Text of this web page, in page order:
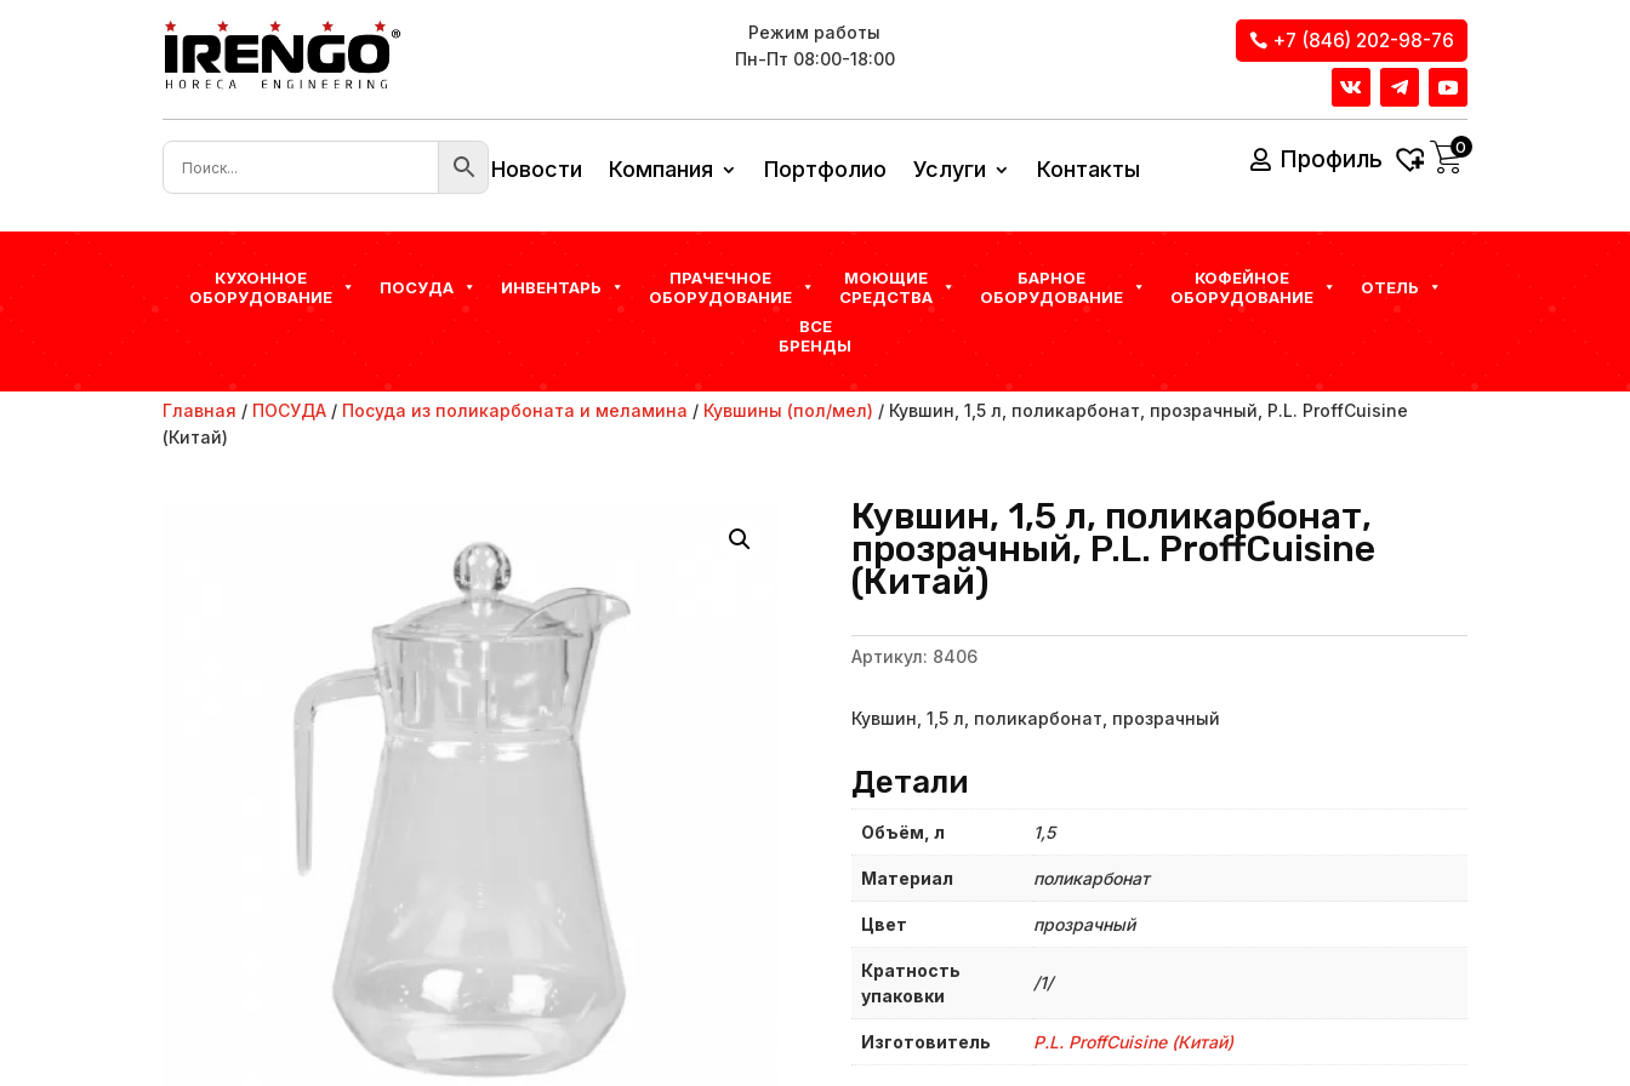
Режим работы
Пн-Пт 08:00-18:00
+7 (846) 202-98-76
Новости Компания Портфолио Услуги Контакты Профиль 0
КУХОННОЕ
ОБОРУДОВАНИЕ
ПОСУДА ИНВЕНТАРЬ
ПРАЧЕЧНОЕ
ОБОРУДОВАНИЕ
МОЮЩИЕ
СРЕДСТВА
БАРНОЕ
ОБОРУДОВАНИЕ
КОФЕЙНОЕ
ОБОРУДОВАНИЕ
ОТЕЛЬ
ВСЕ
БРЕНДЫ
Главная / ПОСУДА / Посуда из поликарбоната и меламина / Кувшины (пол/мел) / Кувшин, 1,5 л, поликарбонат, прозрачный, P.L. ProffСuisine
(Китай)
Кувшин, 1,5 л, поликарбонат,
прозрачный, P.L. ProffСuisine
(Китай)
Артикул: 8406
Кувшин, 1,5 л, поликарбонат, прозрачный
Детали
Объём, л 1,5
Материал поликарбонат
Цвет прозрачный
Кратность
упаковки
/1/
Изготовитель P.L. ProffСuisine (Китай)